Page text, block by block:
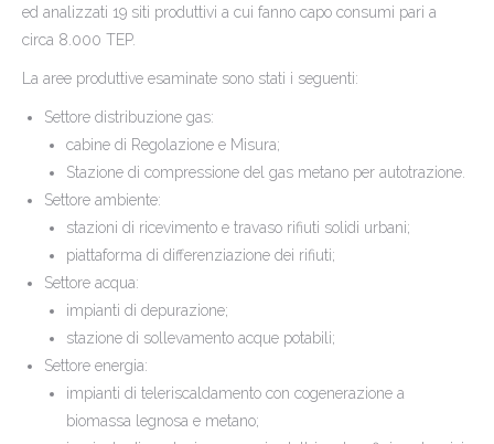
ed analizzati 19 siti produttivi a cui fanno capo consumi pari a
circa 8.000 TEP.
La aree produttive esaminate sono stati i seguenti:
Settore distribuzione gas:
cabine di Regolazione e Misura;
Stazione di compressione del gas metano per autotrazione.
Settore ambiente:
stazioni di ricevimento e travaso rifiuti solidi urbani;
piattaforma di differenziazione dei rifiuti;
Settore acqua:
impianti di depurazione;
stazione di sollevamento acque potabili;
Settore energia:
impianti di teleriscaldamento con cogenerazione a
biomassa legnosa e metano;